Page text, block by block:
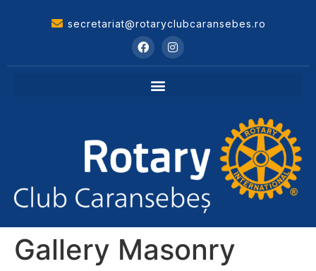
secretariat@rotaryclubcaransebes.ro
Gallery Masonry